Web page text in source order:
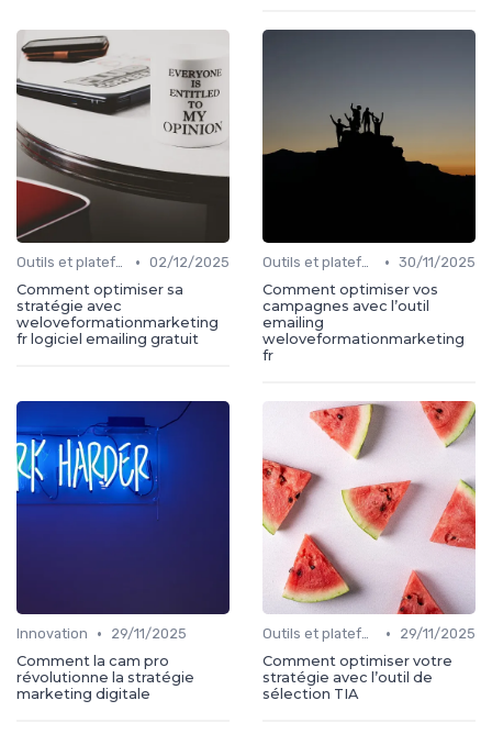
Outils et plateformes • 02/12/2025
Comment optimiser sa
stratégie avec
weloveformationmarketing
fr logiciel emailing gratuit
Outils et plateformes • 30/11/2025
Comment optimiser vos
campagnes avec l’outil
emailing
weloveformationmarketing
fr
Innovation •
29/11/2025
Comment la cam pro
révolutionne la stratégie
marketing digitale
Outils et plateformes •
29/11/2025
Comment optimiser votre
stratégie avec l’outil de
sélection TIA